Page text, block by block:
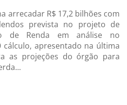
arrecadar R$ 17,2 bilhões com
prevista no projeto de
de Renda em análise no
cálculo, apresentado na última
as projeções do órgão para